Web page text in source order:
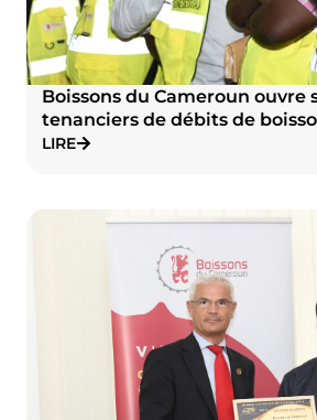
Boissons du Cameroun ouvre
tenanciers de débits de
LIRE